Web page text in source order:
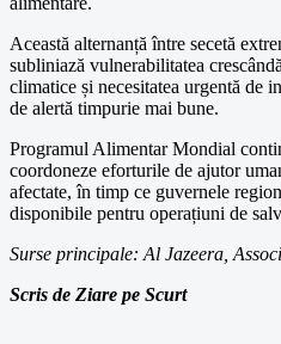
Această alternanță între secetă
subliniază vulnerabilitatea
climatice și necesitatea urgentă de
de alertă timpurie mai bune.
Programul Alimentar Mondial
coordoneze eforturile de ajutor
afectate, în timp ce guvernele
disponibile pentru operațiuni de
Surse principale: Al Jazeera,
Scris de Ziare pe Scurt